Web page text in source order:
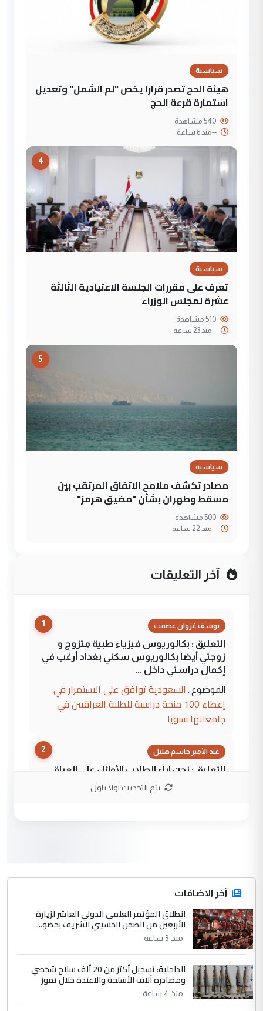
سياسية
هيئة الحج تصدر قرارا يخص "لم الشمل" وتعديل
استمارة قرعة الحج
--منذ 6 ساعة
4
سياسية
تعرف على مقررات الجلسة الاعتيادية الثالثة
عشرة لمجلس الوزراء
--منذ 23 ساعة
5
سياسية
مصادر تكشف ملامح الاتفاق المرتقب بين
مسقط وطهران بشأن "مضيق هرمز"
--منذ 22 ساعة
آخر التعليقات
1 يوسف غزوان عصمت
التعليق : بكالوريوس فيزياء طبية متزوج و
زوجتي أيضا بكالوريوس سكني بغداد أرغب في
إكمال دراستي داخل ...
الموضوع : السعودية توافق على الاستمرار في
إعطاء 100 منحة دراسية للطلبة العراقيين في
جامعاتها سنويا
2 عبد الأمير جاسم هليل
التعليق : نحن اباء الطلاب الأوائل على العراق
نتشرف بلقاء السيد احمد الصافي في العتبات
التعليق : قرار مستعجل جدا ولامصلحة فيه
للوزاره ولا للمواطن القرار الصائب يكون بعد
الاستماع للمدير ومغرفة ...
الموضوع :
وزير الصحة يعفي مدير مستشفى الكرخ
العام في بغداد
4 سردار
التعليق : واحد من عصابة علي ماما يسقط
جنسية الرافد الثالث للعراق ومن اصول عريقة
يتم التحديث اولا باول
آخر الاضافات
انطلاق المؤتمر العلمي الدولي العاشر لزيارة
الأربعين من الصحن الحسيني الشريف بحضو...
منذ 3 ساعة
الداخلية: تسجيل أكثر من 20 ألف سلاح شخصي
ومصادرة آلاف الأسلحة والاعتدة خلال تموز
منذ 4 ساعة